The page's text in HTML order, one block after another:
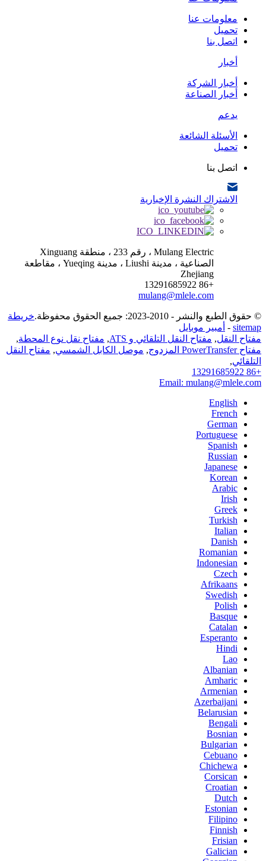
معلومات عنا
تحميل
اتصل بنا
أخبار
أخبار الشركة
أخبار الصناعة
يدعم
الأسئلة الشائعة
تحميل
اتصل بنا
الاشتراك النشرة الإخبارية
Mulang Electric ، رقم 233 ، منطقة Xinguang
الصناعية ، مدينة Liushi ، مدينة Yueqing ، مقاطعة
Zhejiang
+86 13291685922
mulang@mlele.com
© حقوق الطبع والنشر - 2010-2023: جميع الحقوق محفوظة.
خريطة
sitemap
- أمبير موبايل
مفتاح النقل, مفتاح النقل التلقائي و ATS , مفتاح نقل نوع المحطة,
مفتاح PowerTransfer المزدوج
, موصل الكابل الشمسي, مفتاح النقل
التلقائي,
+86 13291685922
Email: mulang@mlele.com
English
French
German
Portuguese
Spanish
Russian
Japanese
Korean
Arabic
Irish
Greek
Turkish
Italian
Danish
Romanian
Indonesian
Czech
Afrikaans
Swedish
Polish
Basque
Catalan
Esperanto
Hindi
Lao
Albanian
Amharic
Armenian
Azerbaijani
Belarusian
Bengali
Bosnian
Bulgarian
Cebuano
Chichewa
Corsican
Croatian
Dutch
Estonian
Filipino
Finnish
Frisian
Galician